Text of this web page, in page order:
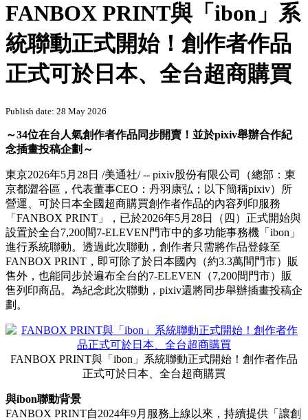
FANBOX PRINT與「ibon」系
統聯動正式開始！創作者作品
正式可於日本、全台超商購買
Publish date: 28 May 2026
～34位在台人氣創作者作品同步開賣！並於pixiv舉辦合作紀
念插畫投稿企劃～
東京2026年5月28日 /美通社/ -- pixiv股份有限公司（總部：東
京都澀谷區，代表董事CEO：丹羽康弘；以下簡稱pixiv）所
營運、可於日本全國超商購買創作者作品的內容列印服務
「FANBOX PRINT」， 已於2026年5月28日（四） 正式開始與
設置於全台7,200間7-ELEVEN門市中的多功能事務機「ibon」
進行系統聯動。透過此次聯動，創作者只需將作品登錄至
FANBOX PRINT，即可除了於日本國內（約3.3萬間門市）販
售外，也能同步於遍布全台的7-ELEVEN（7,200間門市）販
售列印商品。為紀念此次聯動，pixiv還將同步舉辦插畫投稿企
劃。
FANBOX PRINT與「ibon」系統聯動正式開始！創作者作品
正式可於日本、全台超商購買
與ibon聯動背景
FANBOX PRINT自2024年9月服務上線以來，持續提供「讓創